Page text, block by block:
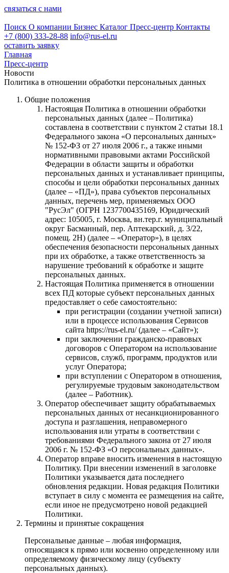
связаться с нами
Поиск О компании Бизнес Каталог Пресс-центр Контакты
+7 (800) 333-28-88 info@rus-el.ru
оставить заявку
Главная
Пресс-центр
Новости
Политика в отношении обработки персональных данных
Общие положения
Настоящая Политика в отношении обработки
персональных данных (далее – Политика)
составлена в соответствии с пунктом 2 статьи 18.1
Федерального закона «О персональных данных»
№ 152-ФЗ от 27 июля 2006 г., а также иными
нормативными правовыми актами Российской
Федерации в области защиты и обработки
персональных данных и устанавливает принципы,
способы и цели обработки персональных данных
(далее – «ПД»), права субъектов персональных
данных, перечень мер, применяемых ООО
"РусЭл" (ОГРН 1237700435169, Юридический
адрес: 105005, г. Москва, вн.тер.г. муниципальный
округ Басманный, пер. Аптекарский, д. 3/22,
помещ. 2Н⁠) (далее – «Оператор»), в целях
обеспечения безопасности персональных данных
при их обработке, а также ответственность за
нарушение требований к обработке и защите
персональных данных.
Настоящая Политика применяется в отношении
всех ПД которые субъект персональных данных
предоставляет о себе самостоятельно:
при регистрации (создании учетной записи)
или в процессе использования Сервисов
сайта https://rus-el.ru/ (далее – «Сайт»);
при заключении гражданско-правовых
договоров с Оператором на использование
сервисов, служб, программ, продуктов или
услуг Оператора;
при вступлении с Оператором в отношения,
регулируемые трудовым законодательством
(далее – Работник).
Оператор обеспечивает защиту обрабатываемых
персональных данных от несанкционированного
доступа и разглашения, неправомерного
использования или утраты в соответствии с
требованиями Федерального закона от 27 июля
2006 г. № 152-ФЗ «О персональных данных».
Оператор вправе вносить изменения в настоящую
Политику. При внесении изменений в заголовке
Политики указывается дата последнего
обновления редакции. Новая редакция Политики
вступает в силу с момента ее размещения на сайте,
если иное не предусмотрено новой редакцией
Политики.
Термины и принятые сокращения
Персональные данные – любая информация,
относящаяся к прямо или косвенно определенному или
определяемому физическому лицу (субъекту
персональных данных).